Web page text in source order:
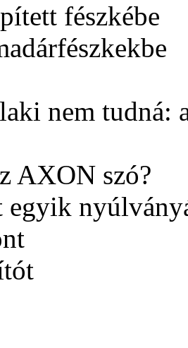
fészkébe
nem tudná:
AXON szó?
egyik